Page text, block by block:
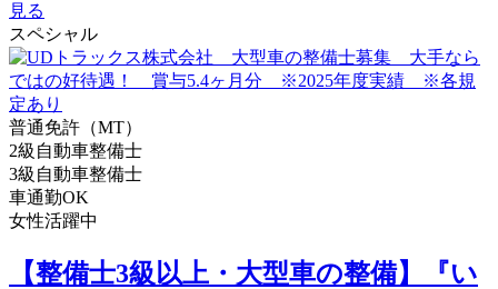
見る
スペシャル
普通免許（MT）
2級自動車整備士
3級自動車整備士
車通勤OK
女性活躍中
【整備士3級以上・大型車の整備】『い